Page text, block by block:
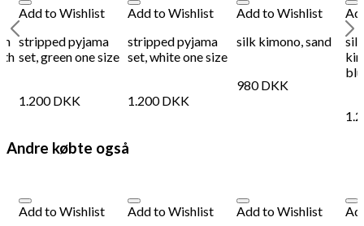
Add to Wishlist
stripped pyjama
set, green one size
1.200DKK
Add to Wishlist
stripped pyjama
set, white one size
1.200DKK
Add to Wishlist
silk kimono, sand
980DKK
Andre købte også
Add to Wishlist
Add to Wishlist
Add to Wishlist